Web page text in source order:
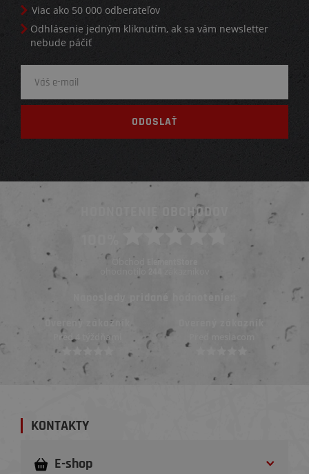
Viac ako 50 000 odberateľov
Odhlásenie jedným kliknutím, ak sa vám newsletter
nebude páčiť
HODNOTENIE OBCHODOV
Obchod ElementStore
ohodnotilo
Naposledy pridané hodnotenie::
Overený zákazník
Pred mesiacom
KONTAKTY
E-shop